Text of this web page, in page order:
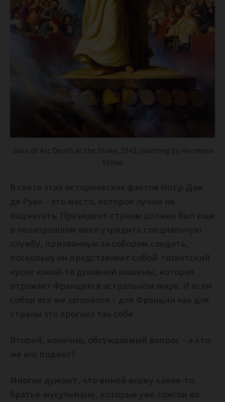
Joan of Arc Death at the Stake, 1843, painting by Hermann
Stilke
В свете этих исторических фактов Нотр-Дам
де Руан – это место, которое лучше не
поджигать. Президент страны должен был еще
в позапрошлом веке учредить специальную
службу, призванную за собором следить,
поскольку он представляет собой гигантский
кусок какой-то духовной машины, которая
отражает Францию в астральном мире. И если
собор все же загорелся – для Франции как для
страны это прогноз так себе.
Второй, конечно, обсуждаемый вопрос – а кто
же его поджег?
Многие думают, что виной всему какие-то
братья-мусульмане, которые уже сожгли во